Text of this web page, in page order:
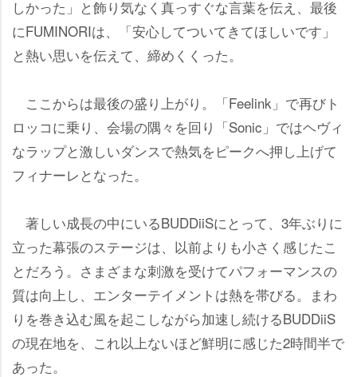
しかった」と飾り気なく真っすぐな言葉を伝え、最後
にFUMINORIは、「安心してついてきてほしいです」
と熱い思いを伝えて、締めくくった。
ここからは最後の盛り上がり。「Feelink」で再びト
ロッコに乗り、会場の隅々を回り「Sonic」ではヘヴィ
なラップと激しいダンスで熱気をピークへ押し上げて
フィナーレとなった。
著しい成長の中にいるBUDDiiSにとって、3年ぶりに
立った幕張のステージは、以前よりも小さく感じたこ
とだろう。さまざまな刺激を受けてパフォーマンスの
質は向上し、エンターテイメントは熱を帯びる。まわ
りを巻き込む風を起こしながら加速し続けるBUDDiiS
の現在地を、これ以上ないほど鮮明に感じた2時間半で
あった。